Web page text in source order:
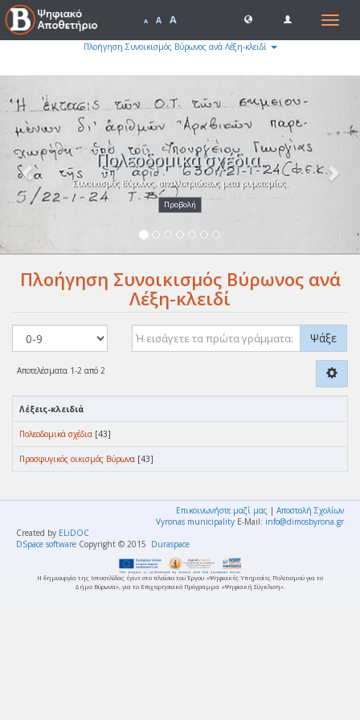
Toggle
A A A
Πλοήγηση Συνοικισμός Βύρωνος ανά Λέξη-κλειδί
Πολεοδομικά σχέδια.
Συνοικισμός Βύρωνος, απαλλοτριώσεως μετα ρυμοτομίας.
Προβολή
Πλοήγηση Συνοικισμός Βύρωνος ανά
Λέξη-κλειδί
Ψάξε
Αποτελέσματα 1-2 από 2
Λέξεις-κλειδιά
Πολεοδομικά σχέδια [43]
Προσφυγικός οικισμός Βύρωνα [43]
Επικοινωνήστε μαζί μας | Αποστολή Σχολίων
Vyronas municipality E-Mail: info@dimosbyrona.gr
Created by ELiDOC
DSpace software Copyright © 2015 Duraspace
Η δημιουργία της Ιστοσελίδας έγινε στο πλαίσιο του Έργου «Ψηφιακές Υπηρεσίες Πολιτισμού για το
Δήμο Βύρωνα», για το Επιχειρησιακό Πρόγραμμα «Ψηφιακή Σύγκλιση».